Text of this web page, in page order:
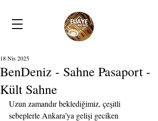
BenDeniz - Sahne Pasaport -
Kült Sahne
18 Nis 2025
Uzun zamandır beklediğimiz, çeşitli
sebeplerle Ankara’ya gelişi geciken